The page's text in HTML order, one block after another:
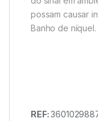
possam causar
Banho de
REF: